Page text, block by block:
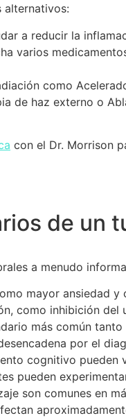
alternativos:
a reducir la
varios
como
de haz externo o
con el Dr. Morrison
de un
a menudo
mayor ansiedad y
como inhibición del
más común
por el
cognitivo pueden
pueden
son comunes en